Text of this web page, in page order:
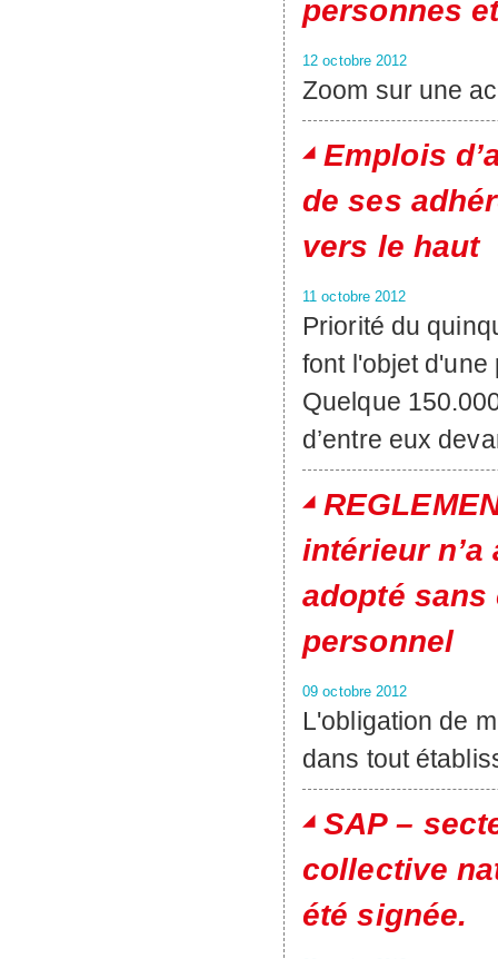
personnes
12 octobre 2012
Zoom sur une
Emplois
de ses
vers le haut
11 octobre 2012
Priorité du
font l'objet
Quelque
d’entre eux
intérieur n’a
adopté
personnel
09 octobre 2012
L'obligation de
dans tout
SAP –
collective
été signée.